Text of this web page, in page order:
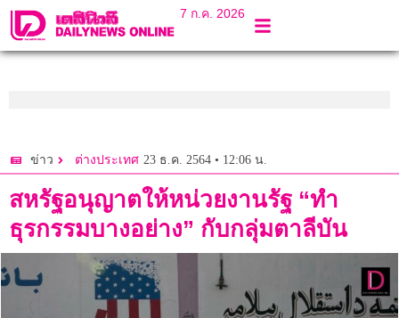
7 ก.ค. 2026
ข่าว ต่างประเทศ 23 ธ.ค. 2564 • 12:06 น.
สหรัฐอนุญาตให้หน่วยงานรัฐ “ทำ
ธุรกรรมบางอย่าง” กับกลุ่มตาลีบัน